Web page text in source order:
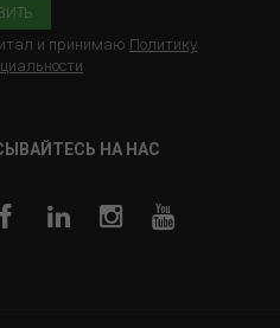
и принимаю Политику
НА НАС